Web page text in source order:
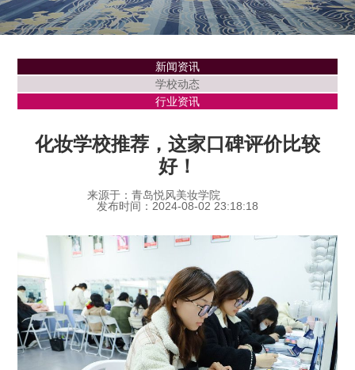
新闻资讯
学校动态
行业资讯
化妆学校推荐，这家口碑评价比较
好！
来源于：青岛悦风美妆学院
发布时间：2024-08-02 23:18:18